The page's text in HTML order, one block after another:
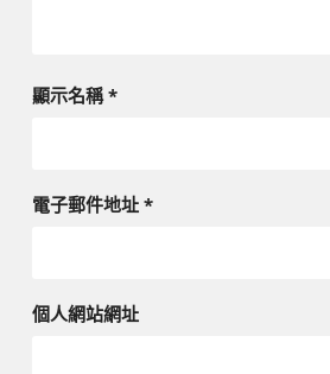
顯示名稱*
電子郵件地址 *
個人網站網址